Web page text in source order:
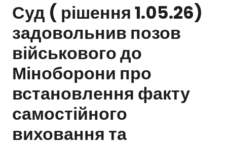
Контакти
Про мобілізацію
Новини
Залишити заявку
Суд ( рішення 1.05.26)
задовольнив позов
військового до
Міноборони про
встановлення факту
самостійного
виховання та